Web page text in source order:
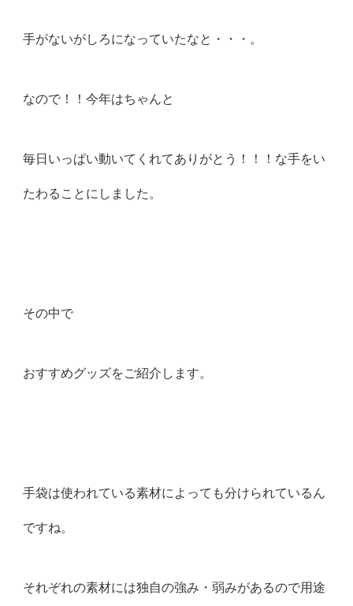
手がないがしろになっていたなと・・・。
なので！！今年はちゃんと
毎日いっぱい動いてくれてありがとう！！！な手をい
たわることにしました。
その中で
おすすめグッズをご紹介します。
手袋は使われている素材によっても分けられているん
ですね。
それぞれの素材には独自の強み・弱みがあるので用途